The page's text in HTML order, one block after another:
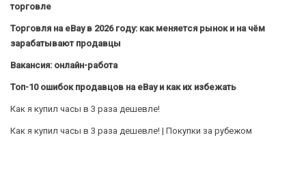
торговле
Торговля на eBay в 2026 году: как меняется рынок и на чём
зарабатывают продавцы
Вакансия: онлайн-работа
Топ-10 ошибок продавцов на eBay и как их избежать
Как я купил часы в 3 раза дешевле!
Как я купил часы в 3 раза дешевле! | Покупки за рубежом